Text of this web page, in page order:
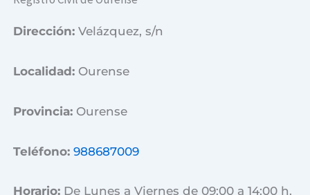
Dirección: Velázquez, s/n
Localidad: Ourense
Provincia: Ourense
Teléfono: 988687009
Horario: De Lunes a Viernes de 09:00 a 14:00 h.